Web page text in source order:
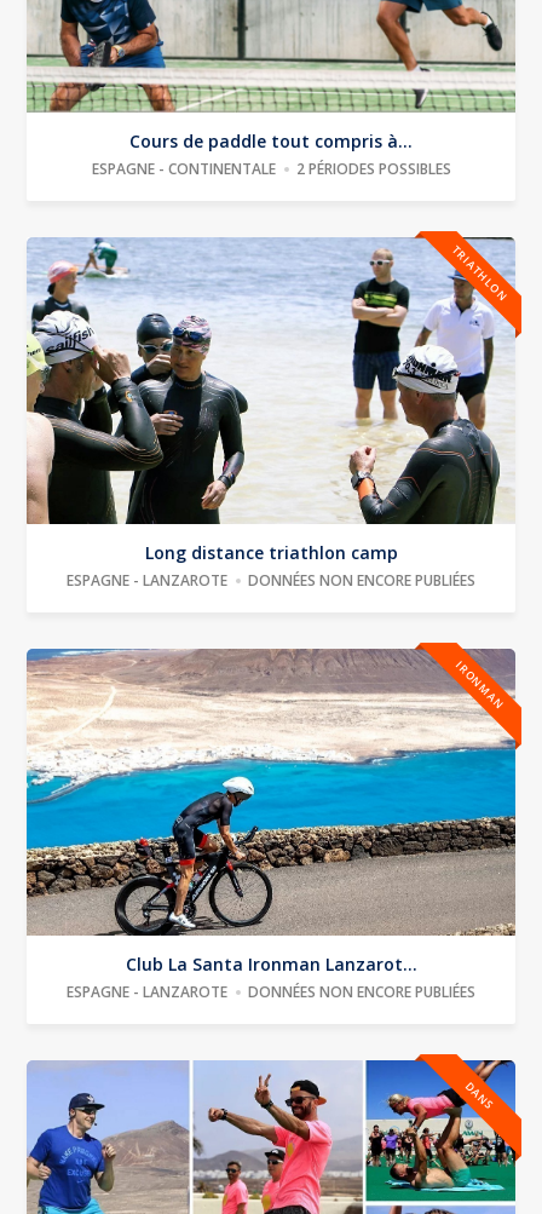
Cours de paddle tout compris à...
ESPAGNE - CONTINENTALE 2 PÉRIODES POSSIBLES
TRIATHLON
Long distance triathlon camp
ESPAGNE - LANZAROTE DONNÉES NON ENCORE PUBLIÉES
IRONMAN
Club La Santa Ironman Lanzarot...
ESPAGNE - LANZAROTE DONNÉES NON ENCORE PUBLIÉES
DANS